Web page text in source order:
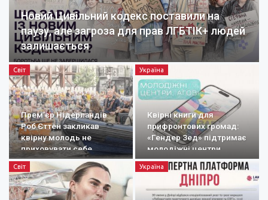
Новий Цивільний кодекс поставили на
паузу, але загроза для прав ЛГБТІК+ людей
залишається
Світ
Прем’єр Нідерландів
Роб Єттен закликав
квірну молодь не
приховувати себе
Україна
Квірні книги для
прифронтових громад:
«Гендер Зед» підтримає
молодіжні центри
Світ Україна